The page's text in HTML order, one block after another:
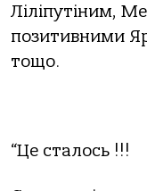
Ліліпутіним,
позитивними
тощо.
“Це сталось !!!